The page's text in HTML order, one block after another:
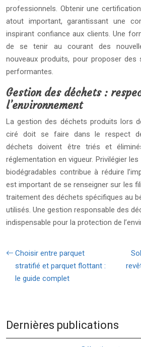
professionnels. Obtenir une
atout important, garantissant une
inspirant confiance aux clients. Une
de se tenir au courant des
nouveaux produits, pour proposer
performantes.
Gestion des déchets :
l’environnement
La gestion des déchets produits lors
ciré doit se faire dans le respect de
déchets doivent être triés et
réglementation en vigueur. Privilégier
biodégradables contribue à réduire
est important de se renseigner sur les
traitement des déchets spécifiques au
utilisés. Une gestion responsable des
indispensable pour la protection de
Choisir entre parquet
stratifié et parquet flottant :
le guide complet
Dernières publications